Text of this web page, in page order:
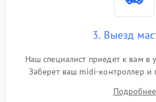
3. Выезд
Наш специалист приедет к вам в
Заберет ваш midi-контроллер и
Подробнее